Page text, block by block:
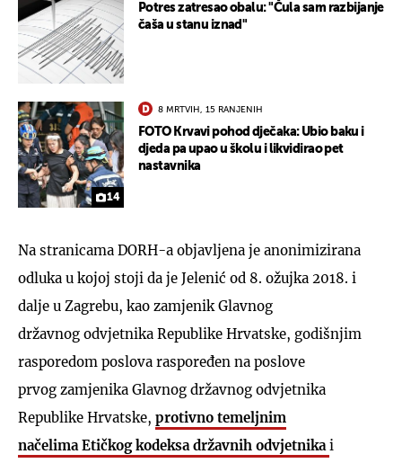
Potres zatresao obalu: "Čula sam razbijanje
čaša u stanu iznad"
14
8 MRTVIH, 15 RANJENIH
FOTO Krvavi pohod dječaka: Ubio baku i
djeda pa upao u školu i likvidirao pet
nastavnika
Na stranicama DORH-a objavljena je anonimizirana
odluka u kojoj stoji da je Jelenić od 8. ožujka 2018. i
dalje u Zagrebu, kao zamjenik Glavnog
državnog odvjetnika Republike Hrvatske, godišnjim
rasporedom poslova raspoređen na poslove
prvog zamjenika Glavnog državnog odvjetnika
Republike Hrvatske, protivno temeljnim
načelima Etičkog kodeksa državnih odvjetnika i